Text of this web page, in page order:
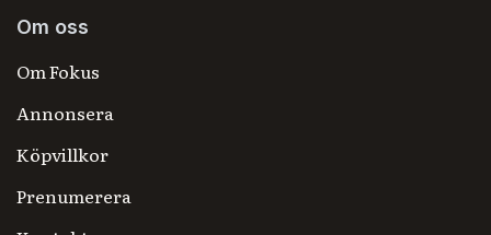
Om oss
Om Fokus
Annonsera
Köpvillkor
Prenumerera